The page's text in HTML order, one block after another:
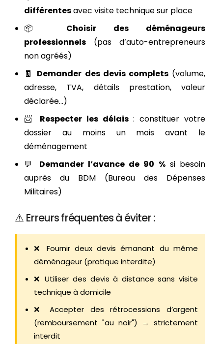
différentesavec visite technique sur place
📦 Choisir des déménageurs
professionnels (pas d’auto-entrepreneurs
non agréés)
🧾 Demander des devis complets(volume,
adresse, TVA, détails prestation, valeur
déclarée...)
📨 Respecter les délais: constituer votre
dossier au moins un mois avant le
déménagement
💬 Demander l’avance de 90 %si besoin
auprès du BDM (Bureau des Dépenses
Militaires)
⚠️ Erreurs fréquentes à éviter :
❌ Fournir deux devis émanant du même
déménageur (pratique interdite)
❌ Utiliser des devis à distance sans visite
technique à domicile
❌ Accepter des rétrocessions d’argent
(remboursement "au noir") → strictement
interdit